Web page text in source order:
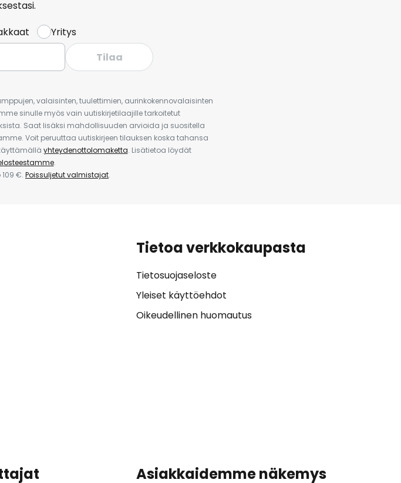
Yritys
Tilaa
valaisinten, tuulettimien, aurinkokennovalaisinten
sinulle myös vain uutiskirjetilaajille tarkoitetut
Saat lisäksi mahdollisuuden arvioida ja suositella
Voit peruuttaa uutiskirjeen tilauksen koska tahansa
yhteydenottolomaketta. Lisätietoa löydät
.
€. Poissuljetut valmistajat.
Tietoa verkkokaupasta
Tietosuojaseloste
Yleiset käyttöehdot
Oikeudellinen huomautus
Asiakkaidemme näkemys